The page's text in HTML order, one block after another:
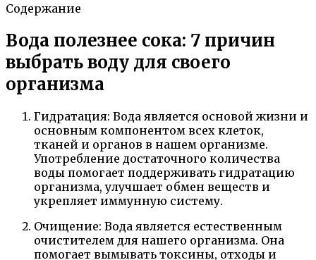
Содержание
Вода полезнее сока: 7 причин
выбрать воду для своего
организма
Гидратация: Вода является основой жизни и
основным компонентом всех клеток,
тканей и органов в нашем организме.
Употребление достаточного количества
воды помогает поддерживать гидратацию
организма, улучшает обмен веществ и
укрепляет иммунную систему.
Очищение: Вода является естественным
очистителем для нашего организма. Она
помогает вымывать токсины, отходы и